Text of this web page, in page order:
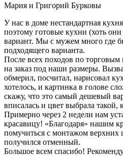
Мария и Григорий Бурковы
У нас в доме нестандартная
поэтому готовые кухни (хоть
вариант. Мы с мужем много где
подходящего варианта.
После всех походов по
на заказ под наши размеры.
обмерил, посчитал, нарисовал
хотелось, и картинка в голове
скажу, что это самый дешевый
вписалась и цвет выбрала такой,
Примерно через 2 недели нам
красавицу! «Благодаря» нашим
помучиться с монтажом верхних
получился отменный.
Большое всем спасибо!